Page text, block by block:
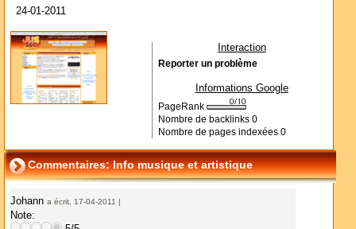
24-01-2011
Interaction
Reporter un problème
Informations Google
PageRank
Nombre de backlinks 0
Nombre de pages indexées 0
Commentaires: Info musique et artistique
Johann a écrit, 17-04-2011 |
Note: